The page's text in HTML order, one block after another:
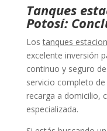
Tanques
Potosí:
Lostanques
excelente inversión
continuo y seguro
servicio completo
recarga a domicilio,
especializada.